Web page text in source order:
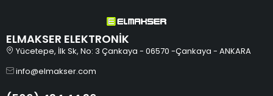
ELMAKSER ELEKTRONİK
Yücetepe, İlk Sk, No: 3 Çankaya - 06570 -Çankaya - ANKARA
info@elmakser.com